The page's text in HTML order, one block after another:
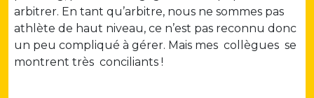
arbitrer. En tant qu’arbitre, nous ne sommes pas
athlète de haut niveau, ce n’est pas reconnu donc
un peu compliqué à gérer. Mais mes collègues se
montrent très conciliants !